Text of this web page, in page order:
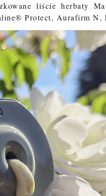
liście herbaty
Protect, Aurafirm N,